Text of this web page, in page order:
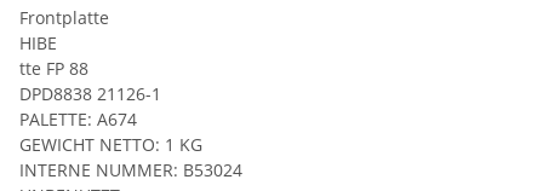
Frontplatte
HIBE
tte FP 88
DPD8838 21126-1
PALETTE: A674
GEWICHT NETTO: 1 KG
INTERNE NUMMER: B53024